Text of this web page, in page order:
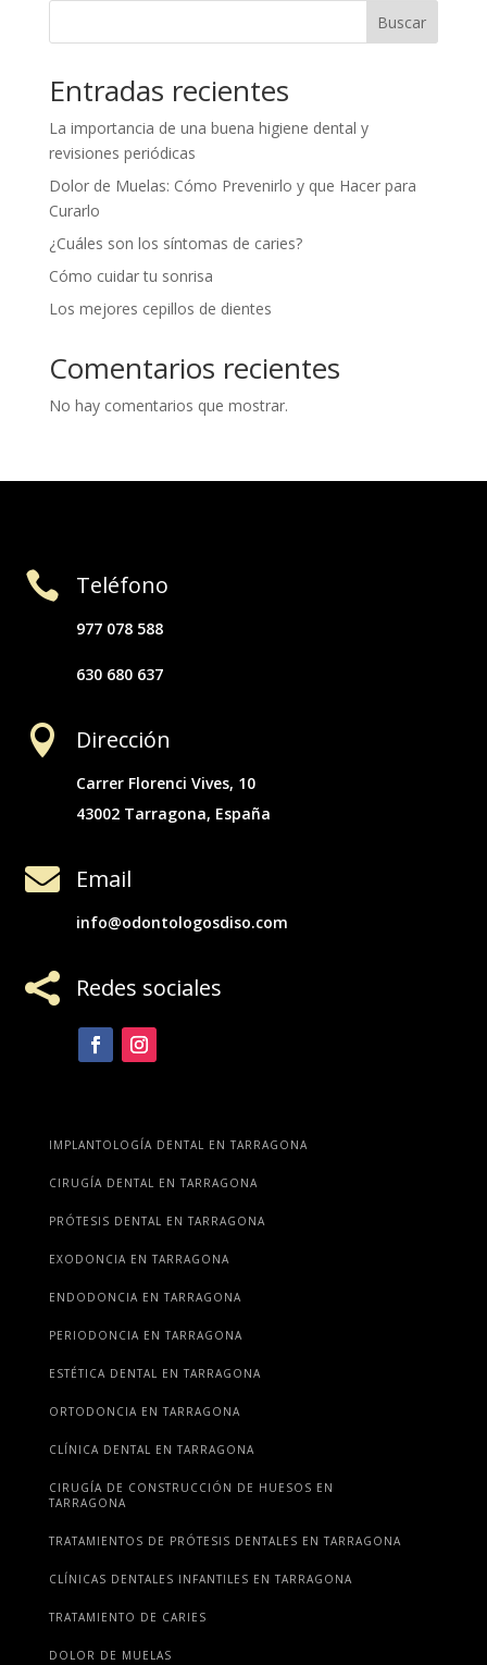
e
:
Buscar
Entradas recientes
La importancia de una buena higiene dental y
revisiones periódicas
Dolor de Muelas: Cómo Prevenirlo y que Hacer para
Curarlo
¿Cuáles son los síntomas de caries?
Cómo cuidar tu sonrisa
Los mejores cepillos de dientes
Comentarios recientes
No hay comentarios que mostrar.
 Teléfono
977 078 588
630 680 637
 Dirección
Carrer Florenci Vives, 10
43002 Tarragona, España
 Email
info@odontologosdiso.com
 Redes sociales
IMPLANTOLOGÍA DENTAL EN TARRAGONA
CIRUGÍA DENTAL EN TARRAGONA
PRÓTESIS DENTAL EN TARRAGONA
EXODONCIA EN TARRAGONA
ENDODONCIA EN TARRAGONA
PERIODONCIA EN TARRAGONA
ESTÉTICA DENTAL EN TARRAGONA
ORTODONCIA EN TARRAGONA
CLÍNICA DENTAL EN TARRAGONA
CIRUGÍA DE CONSTRUCCIÓN DE HUESOS EN
TARRAGONA
TRATAMIENTOS DE PRÓTESIS DENTALES EN TARRAGONA
CLÍNICAS DENTALES INFANTILES EN TARRAGONA
TRATAMIENTO DE CARIES
DOLOR DE MUELAS